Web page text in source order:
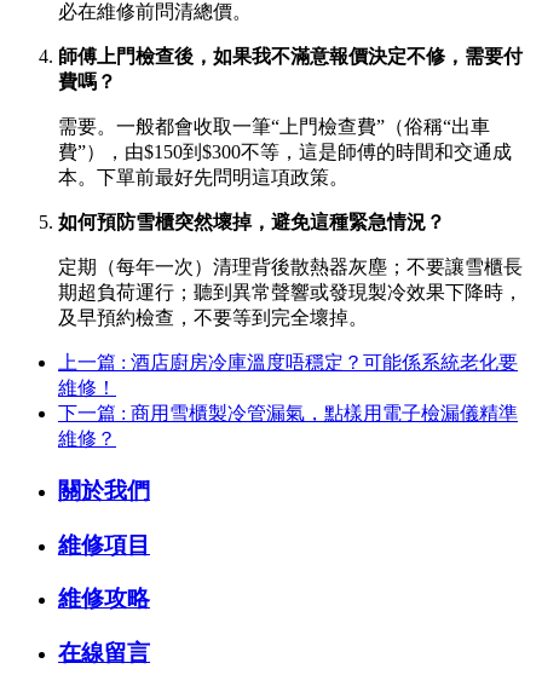
必在維修前問清總價。
師傅上門檢查後，如果我不滿意報價決定不修，需要付
費嗎？
需要。一般都會收取一筆“上門檢查費”（俗稱“出車
費”），由$150到$300不等，這是師傅的時間和交通成
本。下單前最好先問明這項政策。
如何預防雪櫃突然壞掉，避免這種緊急情況？
定期（每年一次）清理背後散熱器灰塵；不要讓雪櫃長
期超負荷運行；聽到異常聲響或發現製冷效果下降時，
及早預約檢查，不要等到完全壞掉。
上一篇 : 酒店廚房冷庫溫度唔穩定？可能係系統老化要
維修！
下一篇 : 商用雪櫃製冷管漏氣，點樣用電子檢漏儀精準
維修？
關於我們
維修項目
維修攻略
在線留言